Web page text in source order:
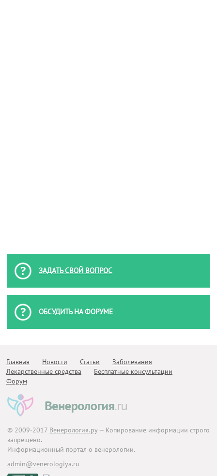
ЗАДАТЬ СВОЙ ВОПРОС
ОБСУДИТЬ НА ФОРУМЕ
Главная Новости Статьи
Заболевания
Лекарственные средства
Бесплатные консультации
Форум
© 2009-2017 Венерология.ру — Копирование информации строго
запрещено.
Информационный портал о венерологии.
admin@venerologiya.ru